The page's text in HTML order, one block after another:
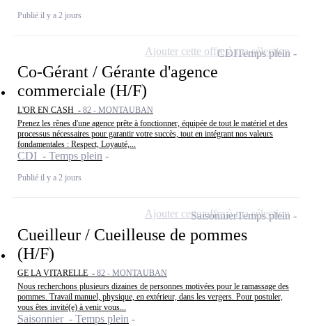
Publié il y a 2 jours
Co-Gérant / Gérante d'agence
commerciale (H/F)
L'OR EN CASH - 82 - MONTAUBAN
Prenez les rênes d'une agence prête à fonctionner, équipée de tout le matériel et des
processus nécessaires pour garantir votre succès, tout en intégrant nos valeurs
fondamentales : Respect, Loyauté,...
CDI - Temps plein
Publié il y a 2 jours
CDITemps plein
Ajouter cette offre à ma sélection
Cueilleur / Cueilleuse de pommes
(H/F)
GE LA VITARELLE - 82 - MONTAUBAN
Nous recherchons plusieurs dizaines de personnes motivées pour le ramassage des
pommes. Travail manuel, physique, en extérieur, dans les vergers. Pour postuler,
vous êtes invité(e) à venir vous...
Saisonnier - Temps plein
SaisonnierTemps plein
Ajouter cette offre à ma sélection